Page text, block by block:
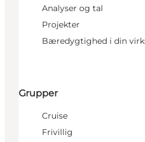
Analyser og tal
Projekter
Bæredygtighed i din
Grupper
Cruise
Frivillig